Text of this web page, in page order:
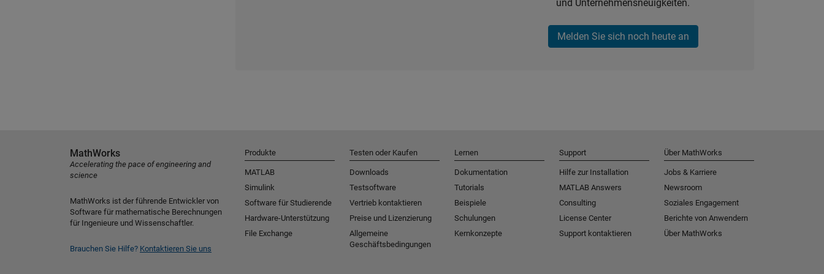
und Unternehmensneuigkeiten.
Melden Sie sich noch heute an
MathWorks
Accelerating the pace of engineering and
science
MathWorks ist der führende Entwickler von
Software für mathematische Berechnungen
für Ingenieure und Wissenschaftler.
Brauchen Sie Hilfe? Kontaktieren Sie uns
Produkte
MATLAB
Simulink
Software für Studierende
Hardware-Unterstützung
File Exchange
Testen oder Kaufen
Downloads
Testsoftware
Vertrieb kontaktieren
Preise und Lizenzierung
Allgemeine
Geschäftsbedingungen
Lernen
Dokumentation
Tutorials
Beispiele
Schulungen
Kernkonzepte
Support
Hilfe zur Installation
MATLAB Answers
Consulting
License Center
Support kontaktieren
Über MathWorks
Jobs & Karriere
Newsroom
Soziales Engagement
Berichte von Anwendern
Über MathWorks